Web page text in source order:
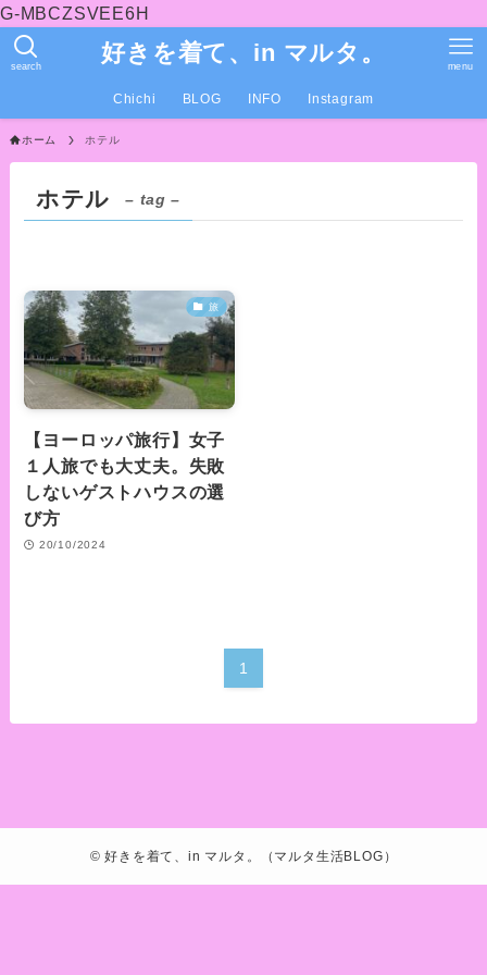
G-MBCZSVEE6H
好きを着て、in マルタ。
search menu
Chichi BLOG INFO Instagram
ホーム ホテル
ホテル – tag –
旅
【ヨーロッパ旅行】女子
１人旅でも大丈夫。失敗
しないゲストハウスの選
び方
20/10/2024
1
© 好きを着て、in マルタ。（マルタ生活BLOG）